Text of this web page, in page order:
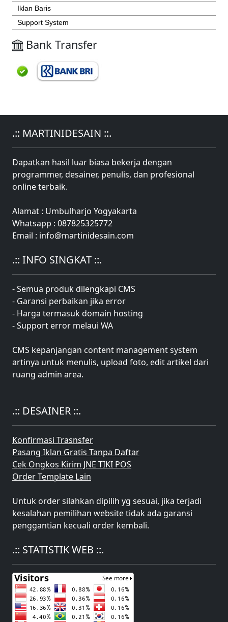
Iklan Baris
Support System
Bank Transfer
.:: MARTINIDESAIN ::.
Dapatkan hasil luar biasa bekerja dengan
programmer, desainer, penulis, dan profesional
online terbaik.
Alamat : Umbulharjo Yogyakarta
Whatsapp : 087825325772
Email : info@martinidesain.com
.:: INFO SINGKAT ::.
- Semua produk dilengkapi CMS
- Garansi perbaikan jika error
- Harga termasuk domain hosting
- Support error melaui WA
CMS kepanjangan content management system
artinya untuk menulis, upload foto, edit artikel dari
ruang admin area.
.:: DESAINER ::.
Konfirmasi Trasnsfer
Pasang Iklan Gratis Tanpa Daftar
Cek Ongkos Kirim JNE TIKI POS
Order Template Lain
Untuk order silahkan dipilih yg sesuai, jika terjadi
kesalahan pemilihan website tidak ada garansi
penggantian kecuali order kembali.
.:: STATISTIK WEB ::.